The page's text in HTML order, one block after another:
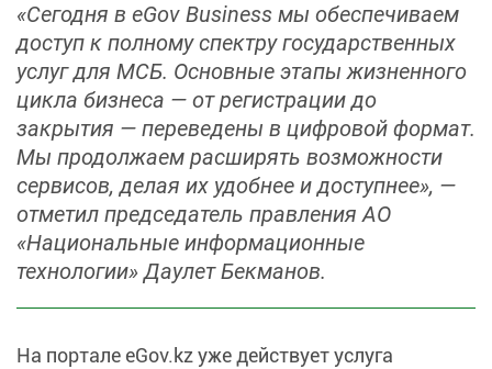
«Сегодня в eGov Business мы обеспечиваем
доступ к полному спектру государственных
услуг для МСБ. Основные этапы жизненного
цикла бизнеса — от регистрации до
закрытия — переведены в цифровой формат.
Мы продолжаем расширять возможности
сервисов, делая их удобнее и доступнее», —
отметил председатель правления АО
«Национальные информационные
технологии» Даулет Бекманов.
На портале eGov.kz уже действует услуга